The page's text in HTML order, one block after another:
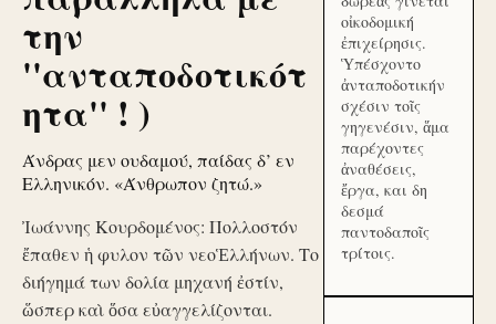
την
''ανταποδοτικότ
ητα'' ! )
Άνδρας μεν ουδαμού, παίδας δ’ εν
Ελληνικόν. «Άνθρωπον ζητώ.»
Ἰωάννης Κουρδομένος: Πολλοστόν
ἔπαθεν ἡ φυλον τῶν νεοἙλλήνων. Το
διήγημά των δολία μηχανή ἐστίν,
ὥσπερ καὶ ὅσα εὐαγγελίζονται.
οἰκοδομική
ἐπιχείρησις.
Ὑπέσχοντο
ἀνταποδοτικήν
σχέσιν τοῖς
γηγενέσιν, ἅμα
παρέχοντες
ἀναθέσεις,
ἔργα, και δη
δεσμά
παντοδαποῖς
τρίτοις.